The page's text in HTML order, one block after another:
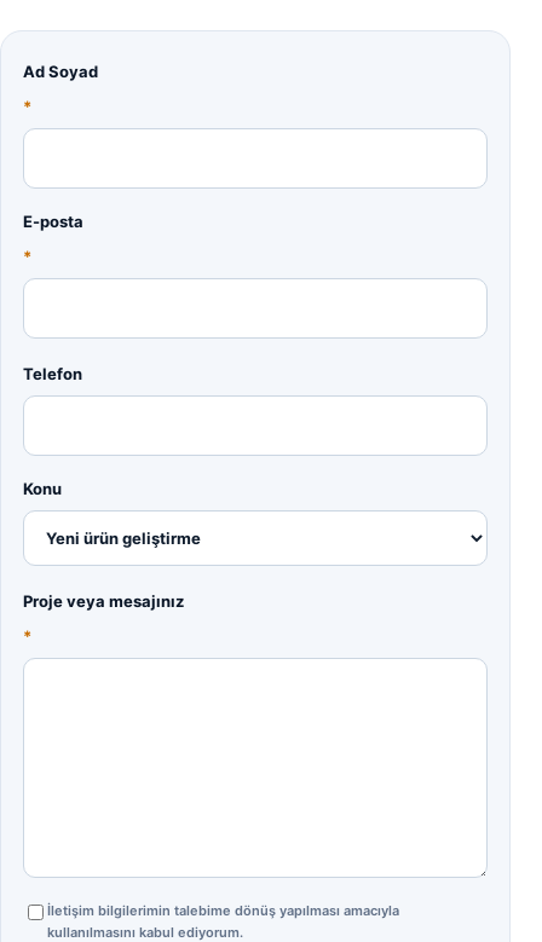
Ad Soyad
*
E-posta
*
Telefon
Konu
Proje veya mesajınız
*
İletişim bilgilerimin talebime dönüş yapılması amacıyla
kullanılmasını kabul ediyorum.